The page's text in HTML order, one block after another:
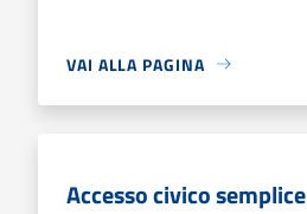
VAI ALLA PAGINA
Accesso civico semplice